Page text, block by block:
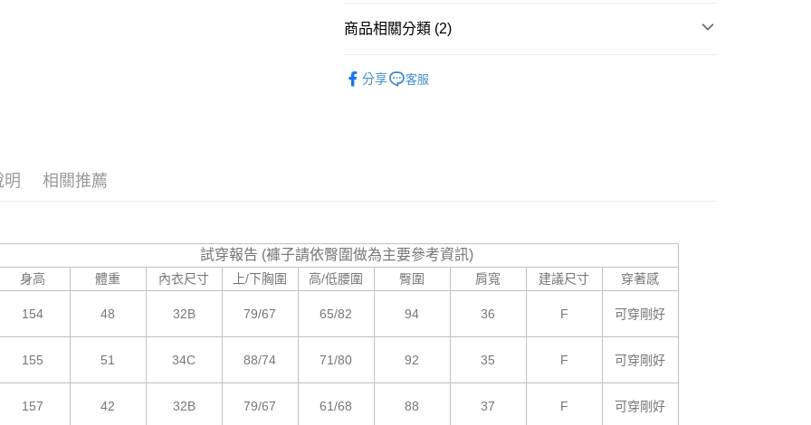
※ 請注意：結帳手續完成當下不需立刻繳費，但若您需要取消訂單，請聯
※ 交易是否成功請以「AFTEE先享後付 」之結帳頁面顯示為準，若有關於
「AFTEE先享後付」，若未經同意申辦者引起之損失，本公司不負相關責
任。
４．使用「AFTEE先享後付」時，將依據個別帳號之用戶狀況，依本公司
結果請求用戶進行身份認證。
５．嚴禁一人註冊多個帳號或使用他人資訊註冊。若發現惡意使用之情
形，恩沛科技股份有限公司將有權停止該用戶之使用額度並採取法律行
7-11付款取貨
商品相關分類 (2)
分享 客服
明 相關推薦
試穿報告 (褲子請依臀圍做為主要參考資訊)
身高 體重 內衣尺寸 上/下胸圍 高/低腰圍 臀圍 肩寬 建議尺寸 穿著感
154 48 32B 79/67 65/82 94 36 F 可穿剛好
155 51 34C 88/74 71/80 92 35 F 可穿剛好
157 42 32B 79/67 61/68 88 37 F 可穿剛好